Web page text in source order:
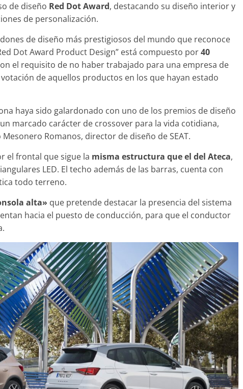
de diseño Red Dot Award, destacando su diseño interior y
de personalización.
de diseño más prestigiosos del mundo que reconoce
Dot Award Product Design” está compuesto por40
el requisito de no haber trabajado para una empresa de
de aquellos productos en los que hayan estado
haya sido galardonado con uno de los premios de diseño
marcado carácter de crossover para la vida cotidiana,
Romanos, director de diseño de SEAT.
el frontal que sigue la misma estructura que el del Ateca,
LED. El techo además de las barras, cuenta con
todo terreno.
alta» que pretende destacar la presencia del sistema
hacia el puesto de conducción, para que el conductor
W140: 30
de los
2022 mospotter84
Clásicos
Audi RS6: 20 años de
deportividad
revisión en
A fabricados
2019
de 2020
mospotter84
Seguridad
ESF 13: un experimento
seguridad